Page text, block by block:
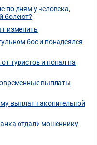
по дням у человека,
болеют?
изменить
бое и понадеялся
туристов и попал на
выплаты
выплат накопительной
отдали мошеннику